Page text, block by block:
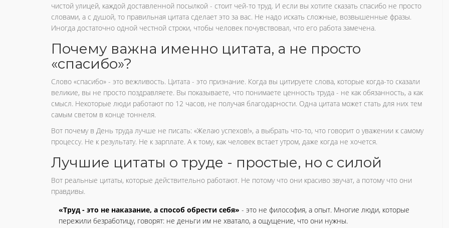
чистой улицей, каждой доставленной посылкой - стоит чей-то труд. И если вы хотите сказать спасибо не просто
словами, а с душой, то правильная цитата сделает это за вас. Не надо искать сложные, возвышенные фразы.
Иногда достаточно одной честной строки, чтобы человек почувствовал, что его работа замечена.
Почему важна именно цитата, а не просто
«спасибо»?
Слово «спасибо» - это вежливость. Цитата - это признание. Когда вы цитируете слова, которые когда-то сказали
великие, вы не просто поздравляете. Вы показываете, что понимаете ценность труда - не как обязанность, а как
смысл. Некоторые люди работают по 12 часов, не получая благодарности. Одна цитата может стать для них тем
самым светом в конце тоннеля.
Вот почему в День труда лучше не писать: «Желаю успехов!», а выбрать что-то, что говорит о уважении к самому
процессу. Не к результату. Не к зарплате. А к тому, как человек встает утром, даже когда не хочется.
Лучшие цитаты о труде - простые, но с силой
Вот реальные цитаты, которые действительно работают. Не потому что они красиво звучат, а потому что они
правдивы.
«Труд - это не наказание, а способ обрести себя» - это не философия, а опыт. Многие люди, которые
пережили безработицу, говорят: не деньги им не хватало, а ощущение, что они нужны.